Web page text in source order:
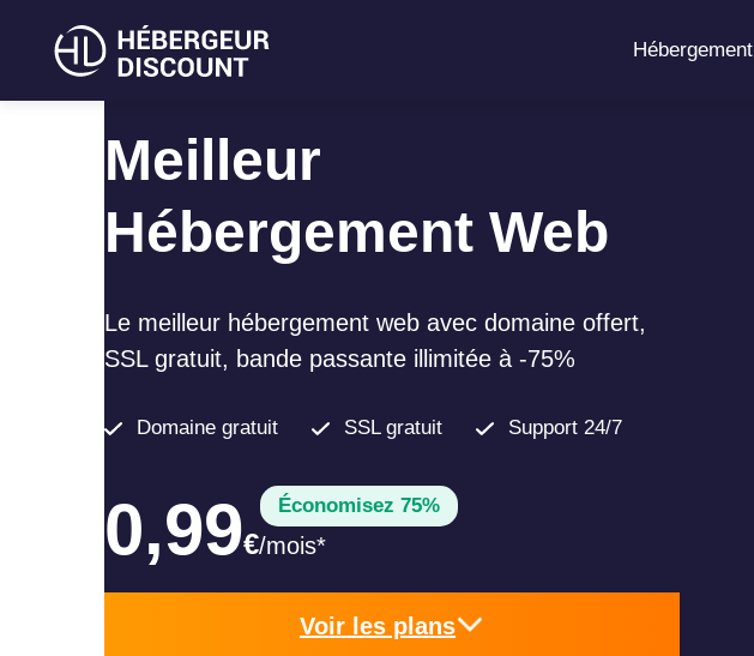
Hébergement
Meilleur
Hébergement Web
Le meilleur hébergement web avec domaine offert,
SSL gratuit, bande passante illimitée à -75%
Domaine gratuit SSL gratuit Support 24/7
0,99€/mois*
Économisez 75%
Voir les plans